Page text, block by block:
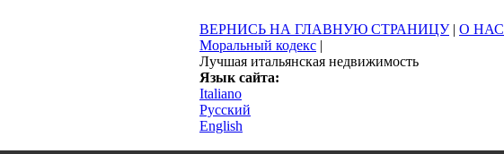
ВЕРНИСЬ НА ГЛАВНУЮ СТРАНИЦУ| О НАС
Моральный кодекс |
Лучшая итальянская недвижимость
Язык сайта:
Italiano
Русский
English